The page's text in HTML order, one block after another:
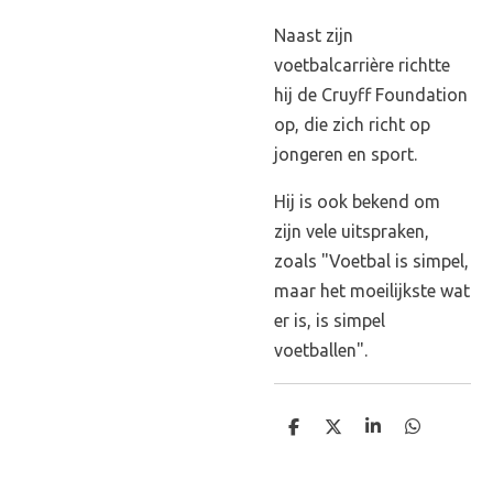
Naast zijn
voetbalcarrière richtte
hij de Cruyff Foundation
op, die zich richt op
jongeren en sport.
Hij is ook bekend om
zijn vele uitspraken,
zoals "Voetbal is simpel,
maar het moeilijkste wat
er is, is simpel
voetballen".
D
D
S
D